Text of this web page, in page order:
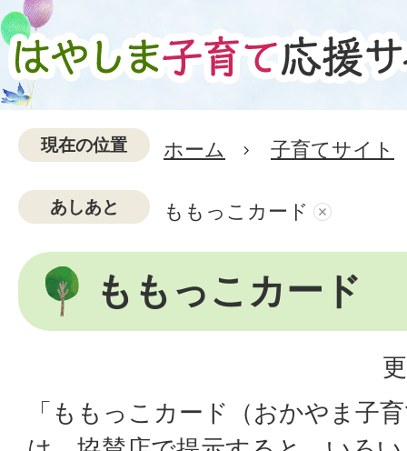
現在の位置 ホーム 子育てサイト
あしあと ももっこカード
ももっこカード
「ももっこカード（おかやま子